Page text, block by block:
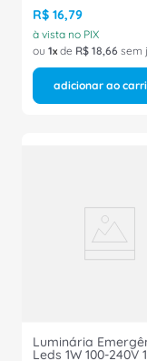
R$ 16,79
à vista no PIX
ou 1 de R$ 18,66 sem
adicionar ao
Luminária
Leds 1W 100-240V